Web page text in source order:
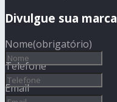
Divulgue sua marca
Nome(obrigatório)
Telefone
Email